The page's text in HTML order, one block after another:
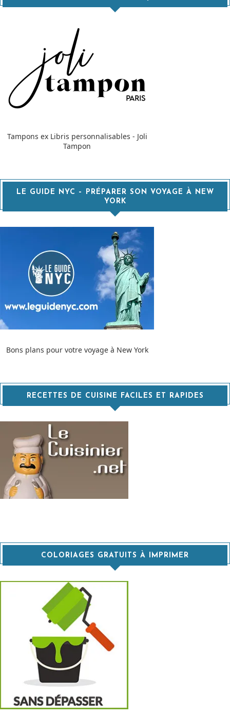
Tampons ex Libris personnalisables - Joli
Tampon
LE GUIDE NYC – PRÉPARER SON VOYAGE À NEW
YORK
Bons plans pour votre voyage à New York
RECETTES DE CUISINE FACILES ET RAPIDES
COLORIAGES GRATUITS À IMPRIMER